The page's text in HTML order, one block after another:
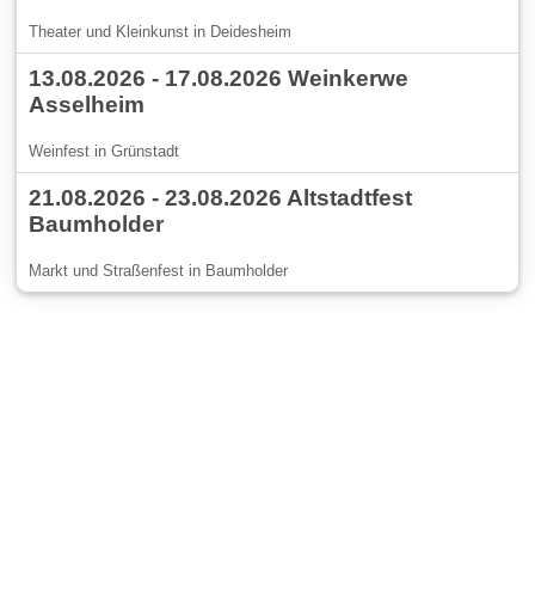
Theater und Kleinkunst in Deidesheim
13.08.2026 - 17.08.2026 Weinkerwe
Asselheim
Weinfest in Grünstadt
21.08.2026 - 23.08.2026 Altstadtfest
Baumholder
Markt und Straßenfest in Baumholder